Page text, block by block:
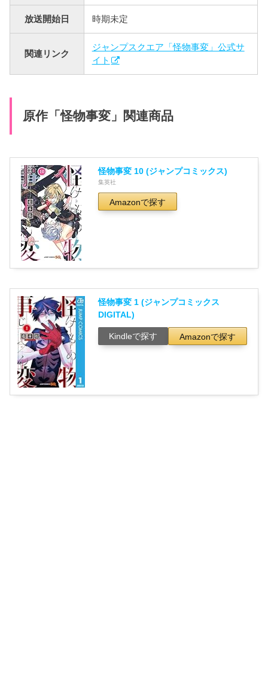
放送開始日 時期未定
関連リンク
ジャンプスクエア「怪物事変」公式サ
イト
原作「怪物事変」関連商品
怪物事変 10 (ジャンプコミックス)
集英社
Amazonで探す
怪物事変 1 (ジャンプコミックス
DIGITAL)
Kindleで探す Amazonで探す